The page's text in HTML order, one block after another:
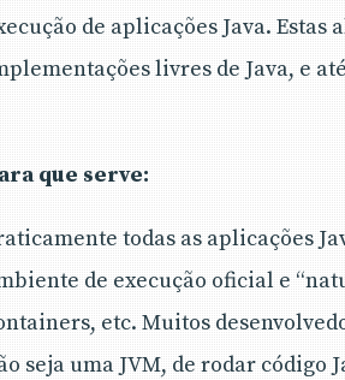
de aplicações Java.
livres de Java, e
que serve:
todas as aplicações
de execução oficial e
etc. Muitos
seja uma JVM, de rodar código